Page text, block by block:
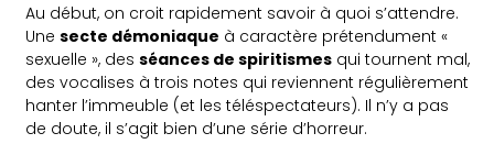
Au début, on croit rapidement savoir à quoi s’attendre.
Unesecte démoniaque à caractère prétendument «
sexuelle », desséances de spiritismes qui tournent mal,
des vocalises à trois notes qui reviennent régulièrement
hanter l’immeuble (et les téléspectateurs). Il n’y a pas
de doute, il s’agit bien d’une série d’horreur.